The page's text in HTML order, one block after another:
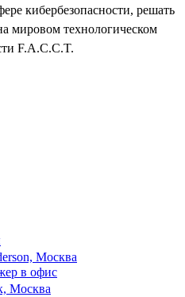
кибербезопасности, решать
мировом технологическом
F.A.C.C.T.
Москва
в офис
Москва